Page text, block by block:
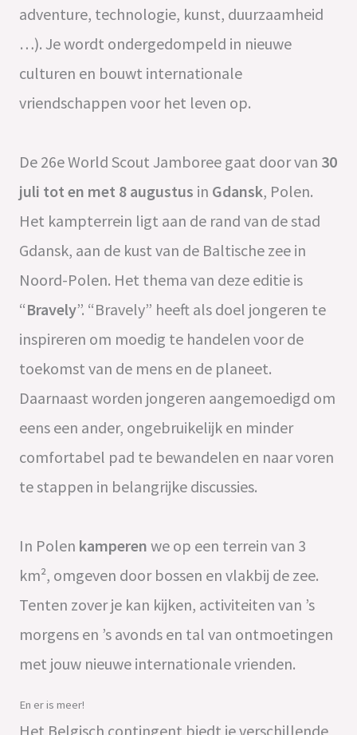
adventure, technologie, kunst, duurzaamheid
…). Je wordt ondergedompeld in nieuwe
culturen en bouwt internationale
vriendschappen voor het leven op.
De 26e World Scout Jamboree gaat door van 30
juli tot en met 8 augustus in Gdansk, Polen.
Het kampterrein ligt aan de rand van de stad
Gdansk, aan de kust van de Baltische zee in
Noord-Polen. Het thema van deze editie is
“Bravely”. “Bravely” heeft als doel jongeren te
inspireren om moedig te handelen voor de
toekomst van de mens en de planeet.
Daarnaast worden jongeren aangemoedigd om
eens een ander, ongebruikelijk en minder
comfortabel pad te bewandelen en naar voren
te stappen in belangrijke discussies.
In Polen kamperen we op een terrein van 3
km², omgeven door bossen en vlakbij de zee.
Tenten zover je kan kijken, activiteiten van ’s
morgens en ’s avonds en tal van ontmoetingen
met jouw nieuwe internationale vrienden.
En er is meer!
Het Belgisch contingent biedt je verschillende